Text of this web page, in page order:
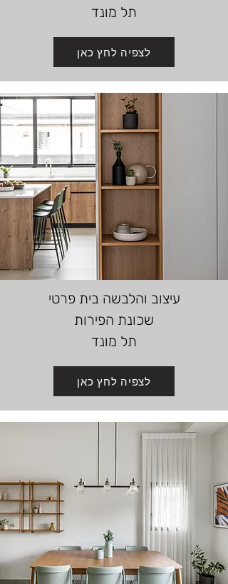
תל מונד
לצפיה לחץ כאן
עיצוב והלבשה בית פרטי
שכונת הפירות
תל מונד
לצפיה לחץ כאן